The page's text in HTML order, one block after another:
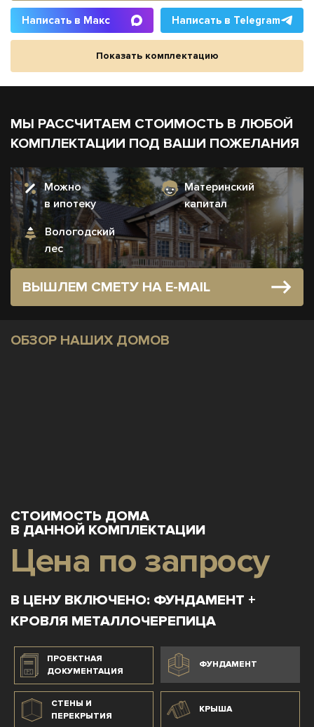
Написать в Макс Написать в Telegram
Показать комплектацию
МЫ РАССЧИТАЕМ СТОИМОСТЬ В ЛЮБОЙ
КОМПЛЕКТАЦИИ ПОД ВАШИ ПОЖЕЛАНИЯ
Можно
в ипотеку
Материнский
капитал
Вологодский
лес
ВЫШЛЕМ СМЕТУ НА E-MAIL
ОБЗОР НАШИХ ДОМОВ
СТОИМОСТЬ ДОМА
В ДАННОЙ КОМПЛЕКТАЦИИ
Цена по запросу
В ЦЕНУ ВКЛЮЧЕНО: ФУНДАМЕНТ +
КРОВЛЯ МЕТАЛЛОЧЕРЕПИЦА
ПРОЕКТНАЯ
ДОКУМЕНТАЦИЯ
ФУНДАМЕНТ
СТЕНЫ И
ПЕРЕКРЫТИЯ
КРЫША